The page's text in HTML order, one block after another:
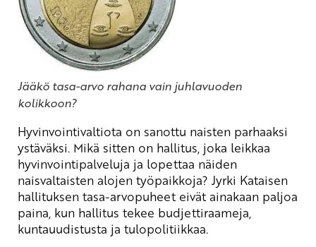
Jääkö tasa-arvo rahana vain juhlavuoden
kolikkoon?
Hyvinvointivaltiota on sanottu naisten parhaaksi
ystäväksi. Mikä sitten on hallitus, joka leikkaa
hyvinvointipalveluja ja lopettaa näiden
naisvaltaisten alojen työpaikkoja? Jyrki Kataisen
hallituksen tasa-arvopuheet eivät ainakaan paljoa
paina, kun hallitus tekee budjettiraameja,
kuntauudistusta ja tulopolitiikkaa.